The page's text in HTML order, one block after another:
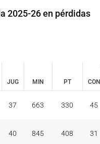
2025-26 en pérdidas
JUG MIN PT CON
37 663 330 45
40 845 408 31